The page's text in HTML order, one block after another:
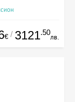
€ / 3121.50
лв.